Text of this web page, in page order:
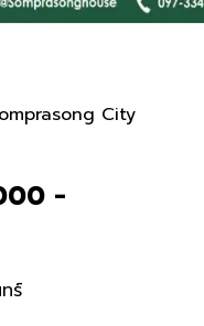
ค์ ซิตี้พาร์ค
City
-
ร์